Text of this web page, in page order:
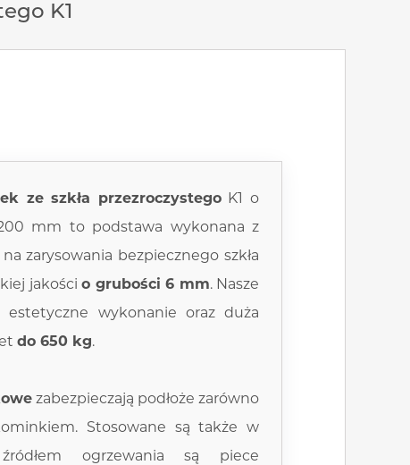
K1
ze szkła przezroczystegoK1 o
mm to podstawa wykonana z
zarysowania bezpiecznego szkła
jakościo grubości 6 mm. Nasze
estetyczne wykonanie oraz duża
do 650 kg.
zabezpieczają podłoże zarówno
Stosowane są także w
ogrzewania są piece